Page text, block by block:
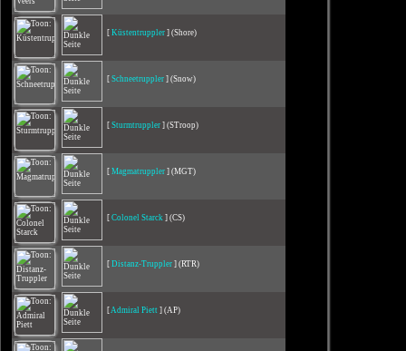
[ Küstentruppler ] (Shore)
[ Schneetruppler ] (Snow)
[ Sturmtruppler ] (STroop)
[ Magmatruppler ] (MGT)
[ Colonel Starck ] (CS)
[ Distanz-Truppler ] (RTR)
[Admiral Piett ] (AP)